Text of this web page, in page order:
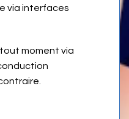
via interfaces
moment via